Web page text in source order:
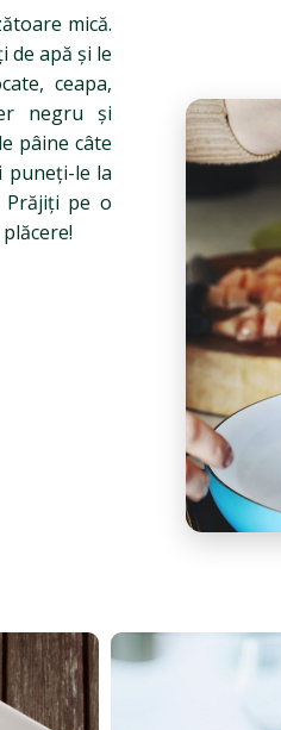
mică.
de apă și le
ceapa,
negru și
pâine câte
puneți-le la
pe o